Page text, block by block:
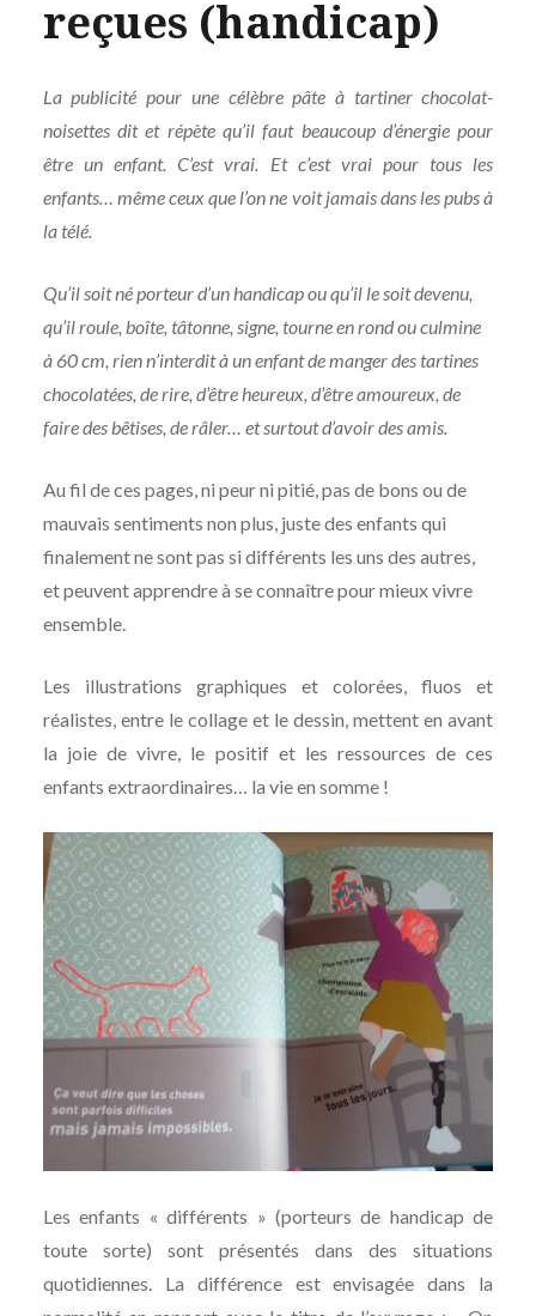
reçues (handicap)
La publicité pour une célèbre pâte à tartiner chocolat-
noisettes dit et répète qu’il faut beaucoup d’énergie pour
être un enfant. C’est vrai. Et c’est vrai pour tous les
enfants… même ceux que l’on ne voit jamais dans les pubs à
la télé.
Qu’il soit né porteur d’un handicap ou qu’il le soit devenu,
qu’il roule, boîte, tâtonne, signe, tourne en rond ou culmine
à 60 cm, rien n’interdit à un enfant de manger des tartines
chocolatées, de rire, d’être heureux, d’être amoureux, de
faire des bêtises, de râler… et surtout d’avoir des amis.
Au fil de ces pages, ni peur ni pitié, pas de bons ou de
mauvais sentiments non plus, juste des enfants qui
finalement ne sont pas si différents les uns des autres,
et peuvent apprendre à se connaître pour mieux vivre
ensemble.
Les illustrations graphiques et colorées, fluos et
réalistes, entre le collage et le dessin, mettent en avant
la joie de vivre, le positif et les ressources de ces
enfants extraordinaires… la vie en somme !
Les enfants « différents » (porteurs de handicap de
toute sorte) sont présentés dans des situations
quotidiennes. La différence est envisagée dans la